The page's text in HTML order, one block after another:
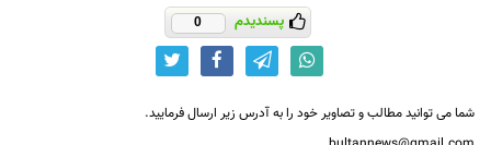
پسندیدم 0
شما می توانید مطالب و تصاویر خود را به آدرس زیر ارسال فرمایید.